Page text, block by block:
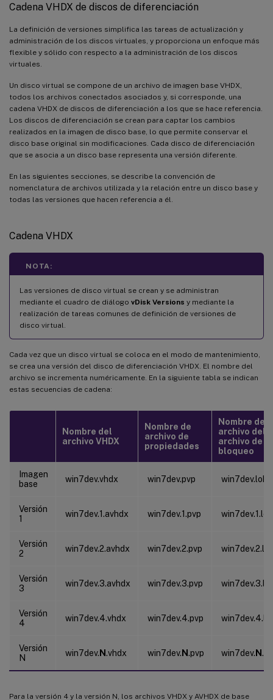
Cadena VHDX de discos de diferenciación
La definición de versiones simplifica las tareas de actualización y
administración de los discos virtuales, y proporciona un enfoque más
flexible y sólido con respecto a la administración de los discos
virtuales.
Un disco virtual se compone de un archivo de imagen base VHDX,
todos los archivos conectados asociados y, si corresponde, una
cadena VHDX de discos de diferenciación a los que se hace referencia.
Los discos de diferenciación se crean para captar los cambios
realizados en la imagen de disco base, lo que permite conservar el
disco base original sin modificaciones. Cada disco de diferenciación
que se asocia a un disco base representa una versión diferente.
En las siguientes secciones, se describe la convención de
nomenclatura de archivos utilizada y la relación entre un disco base y
todas las versiones que hacen referencia a él.
Cadena VHDX
NOTA:
Las versiones de disco virtual se crean y se administran
mediante el cuadro de diálogo vDisk Versions y mediante la
realización de tareas comunes de definición de versiones de
disco virtual.
Cada vez que un disco virtual se coloca en el modo de mantenimiento,
se crea una versión del disco de diferenciación VHDX. El nombre del
archivo se incrementa numéricamente. En la siguiente tabla se indican
estas secuencias de cadena:
Nombre del
archivo VHDX
Nombre de
archivo de
propiedades
Nombre de
archivo del
archivo de
bloqueo
Imagen
base
win7dev.vhdx win7dev.pvp win7dev.lok
Versión
1
win7dev.1.avhdx win7dev.1.pvp win7dev.1.lok
Versión
2
win7dev.2.avhdx win7dev.2.pvp
Versión
3
win7dev.3.avhdx win7dev.3.pvp
Versión
4
win7dev.4.vhdx win7dev.4.pvp
Versión
N
win7dev. N.vhdx win7dev. N.pvp win7dev. N
Para la versión 4 y la versión N, los archivos VHDX y AVHDX de base